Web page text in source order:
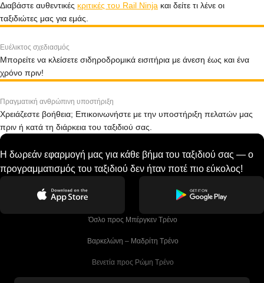
Διαβάστε αυθεντικές κριτικές του Rail Ninja και δείτε τι λένε οι
ταξιδιώτες μας για εμάς.
Ευέλικτος σχεδιασμός
Μπορείτε να κλείσετε σιδηροδρομικά εισιτήρια με άνεση έως και ένα
χρόνο πριν!
Πραγματική ανθρώπινη υποστήριξη
Χρειάζεστε βοήθεια; Επικοινωνήστε με την υποστήριξη πελατών μας
πριν ή κατά τη διάρκεια του ταξιδιού σας.
Η δωρεάν εφαρμογή μας για κάθε βήμα του ταξιδιού σας — ο
προγραμματισμός του ταξιδιού δεν ήταν ποτέ πιο εύκολος!
Όσλο προς Μπέργκεν Tρένο
Βαρκελώνη – Μαδρίτη Tρένο
Βενετία προς Ρώμη Τρένο